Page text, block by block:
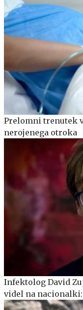
Prelomni trenutek
nerojenega otroka
Infektolog David
videl na nacionalki: